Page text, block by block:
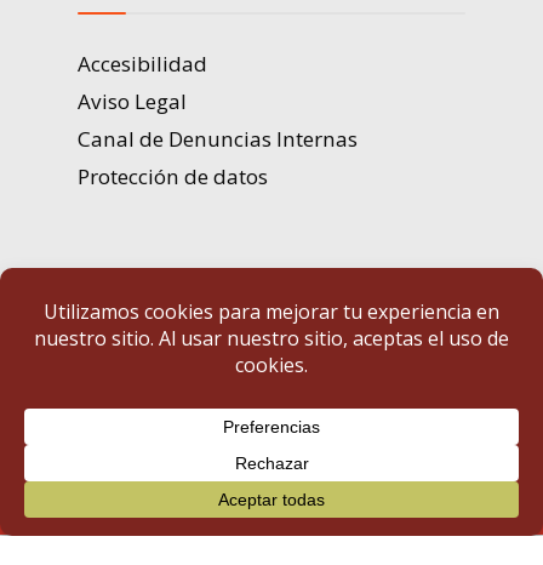
Accesibilidad
Aviso Legal
Canal de Denuncias Internas
Protección de datos
Portal de Transparencia | Diputación de Badajoz